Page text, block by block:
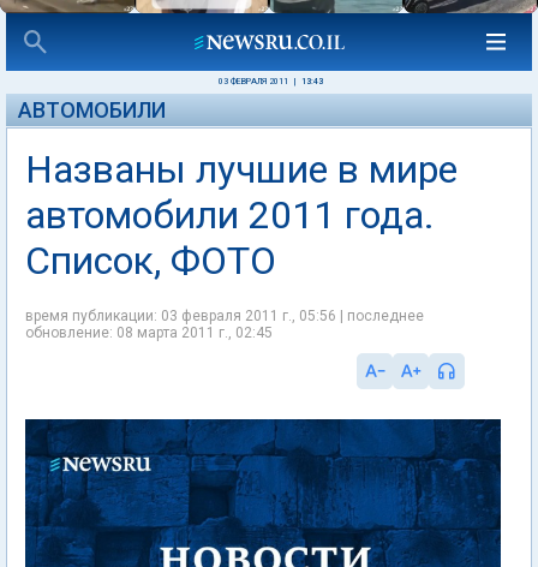
03 ФЕВРАЛЯ 2011 13:43
АВТОМОБИЛИ
Названы лучшие в мире
автомобили 2011 года.
Список, ФОТО
время публикации: 03 февраля 2011 г., 05:56 | последнее
обновление: 08 марта 2011 г., 02:45